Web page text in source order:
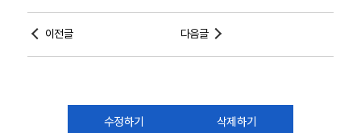
이전글 다음글
수정하기
삭제하기